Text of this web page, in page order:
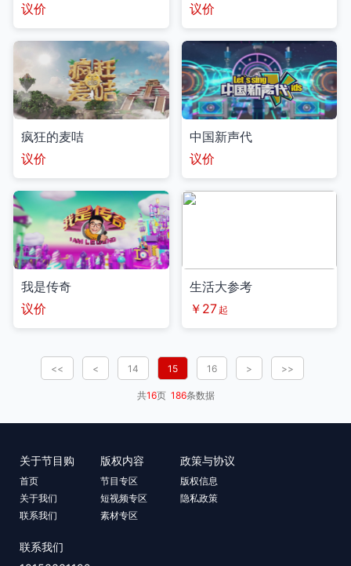
议价
议价
疯狂的麦咭
议价
中国新声代
议价
我是传奇
议价
生活大参考
￥27 起
<< < 14 15 16 > >>
共16页 186条数据
关于节目购
首页
关于我们
联系我们
版权内容
节目专区
短视频专区
素材专区
政策与协议
版权信息
隐私政策
联系我们